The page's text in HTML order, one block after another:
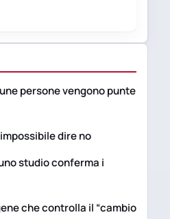
persone vengono punte
dire no
studio conferma i
che controlla il “cambio